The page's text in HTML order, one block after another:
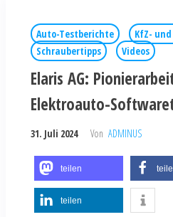
Auto-Testberichte
KfZ-
Schraubertipps
Videos
Elaris AG:
Elektroauto-
31. Juli 2024 Von ADMINUS
teilen
teilen